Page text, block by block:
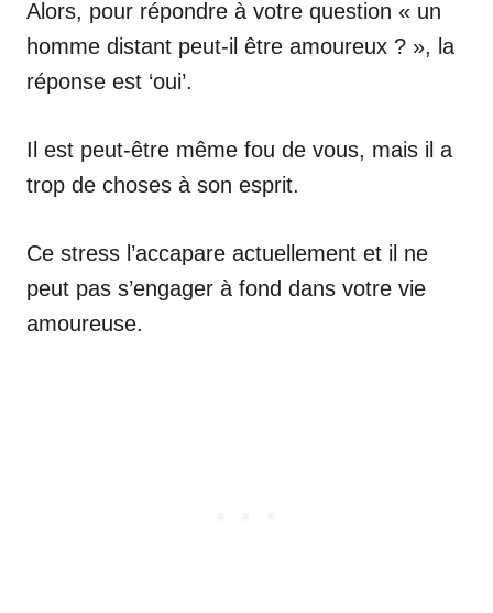
Alors, pour répondre à votre question « un
homme distant peut-il être amoureux ? », la
réponse est ‘oui’.
Il est peut-être même fou de vous, mais il a
trop de choses à son esprit.
Ce stress l’accapare actuellement et il ne
peut pas s’engager à fond dans votre vie
amoureuse.